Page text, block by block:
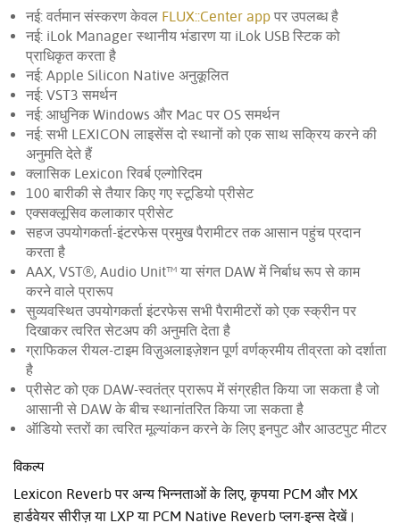
नई: वर्तमान संस्करण केवल FLUX::Center app पर उपलब्ध है
नई: iLok Manager स्थानीय भंडारण या iLok USB स्टिक को
प्राधिकृत करता है
नई: Apple Silicon Native अनुकूलित
नई: VST3 समर्थन
नई: आधुनिक Windows और Mac पर OS समर्थन
नई: सभी LEXICON लाइसेंस दो स्थानों को एक साथ सक्रिय करने की
अनुमति देते हैं
क्लासिक Lexicon रिवर्ब एल्गोरिदम
100 बारीकी से तैयार किए गए स्टूडियो प्रीसेट
एक्सक्लूसिव कलाकार प्रीसेट
सहज उपयोगकर्ता-इंटरफेस प्रमुख पैरामीटर तक आसान पहुंच प्रदान
करता है
AAX, VST®, Audio Unit™ या संगत DAW में निर्बाध रूप से काम
करने वाले प्रारूप
सुव्यवस्थित उपयोगकर्ता इंटरफेस सभी पैरामीटरों को एक स्क्रीन पर
दिखाकर त्वरित सेटअप की अनुमति देता है
ग्राफिकल रीयल-टाइम विज़ुअलाइज़ेशन पूर्ण वर्णक्रमीय तीव्रता को दर्शाता
है
प्रीसेट को एक DAW-स्वतंत्र प्रारूप में संग्रहीत किया जा सकता है जो
आसानी से DAW के बीच स्थानांतरित किया जा सकता है
ऑडियो स्तरों का त्वरित मूल्यांकन करने के लिए इनपुट और आउटपुट मीटर
विकल्प
Lexicon Reverb पर अन्य भिन्नताओं के लिए, कृपया PCM और MX
हार्डवेयर सीरीज़ या LXP या PCM Native Reverb प्लग-इन्स देखें।